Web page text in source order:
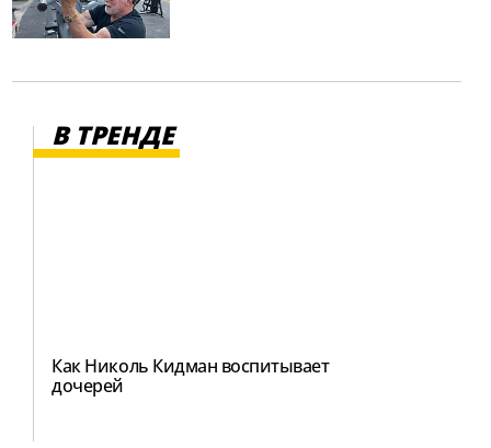
В ТРЕНДЕ
Как Николь Кидман воспитывает
дочерей